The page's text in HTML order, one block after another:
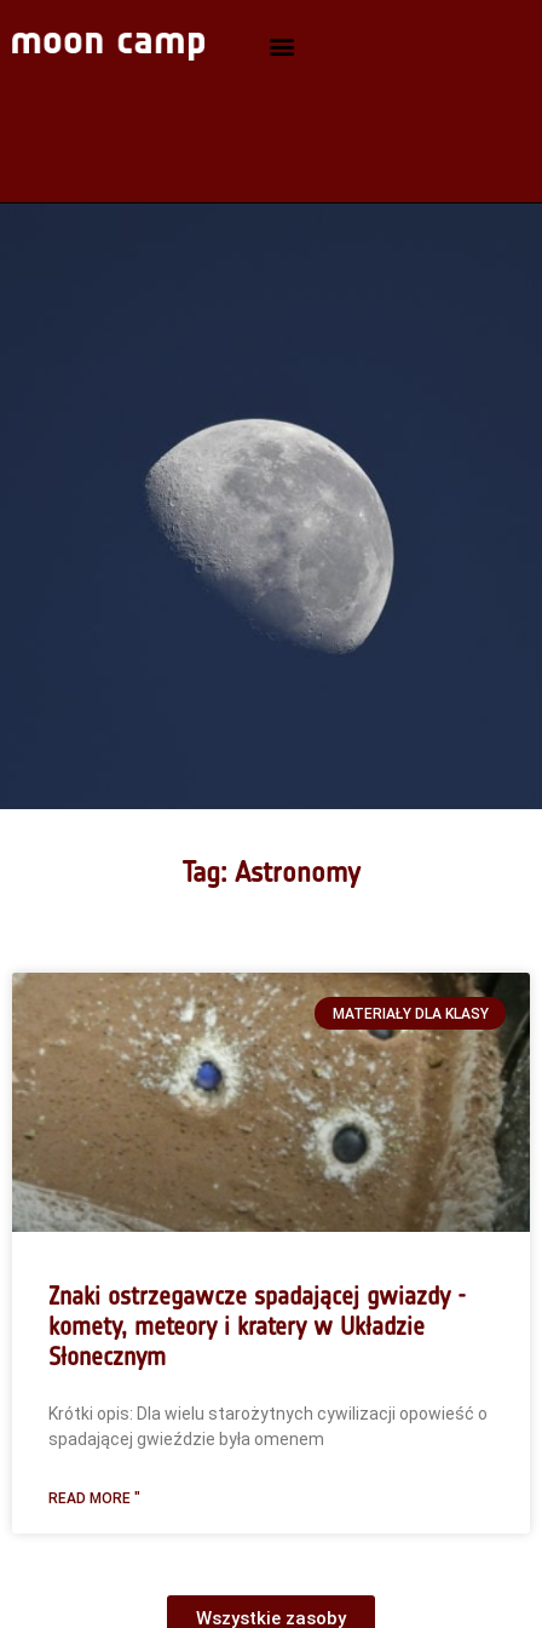
Tag: Astronomy
MATERIAŁY DLA KLASY
Znaki ostrzegawcze spadającej gwiazdy -
komety, meteory i kratery w Układzie
Słonecznym
Krótki opis: Dla wielu starożytnych cywilizacji opowieść o
spadającej gwieździe była omenem
READ MORE "
Wszystkie zasoby